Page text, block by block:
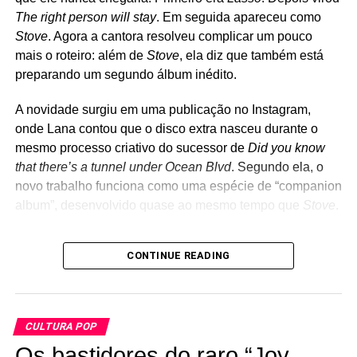
Trick, Joan Jett, Tom Petty, Misfits, Nirvana, Rolling
Stones e até Strokes costumam aparecer nas
apresentações, que muitas vezes são anunciadas poucas
horas antes de acontecer. Diferentemente de outros
The Longshot, o The Coverups nunca teve a intenção de
gravar músicas próprias. A proposta é apenas revisitar
clássicos em um ambiente intimista, recriando um pouco
da atmosfera dos primeiros dias do Green Day nos clubes
da região de Berkeley e Oakland.
The right person will stay. Em seguida apareceu como
Stove. Agora a cantora resolveu complicar um pouco
mais o roteiro: além de Stove, ela diz que também está
preparando um segundo álbum inédito.
A novidade surgiu em uma publicação no Instagram,
onde Lana contou que o disco extra nasceu durante o
mesmo processo criativo do sucessor de Did you know
that there’s a tunnel under Ocean Blvd. Segundo ela, o
novo trabalho funciona como uma espécie de “companion
album”, desenvolvido quase ao mesmo tempo que
Stove
Osbastidoresdo raroJoy Division – A Malcolm
Whitehead Film, que ganha lançamento oficial
A cantora também afirmou que esse segundo disco surgiu
últimos quatro anos, funcionando como uma espécie de
contraponto ao álbum principal. Se tudo correr como
CONTINUE READING
CULTURA POP